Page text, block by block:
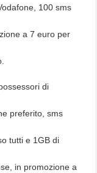
100 sms
a 7 euro per
di
preferito, sms
tutti e 1GB di
in promozione a